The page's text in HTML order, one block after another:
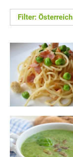
Filter: Österreich